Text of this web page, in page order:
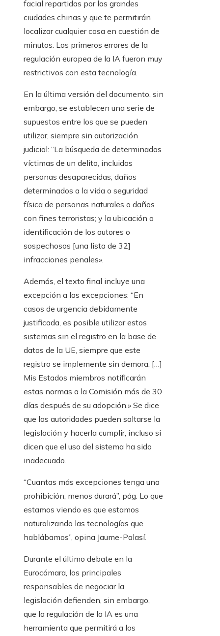
facial repartidas por las grandes
ciudades chinas y que te permitirán
localizar cualquier cosa en cuestión de
minutos. Los primeros errores de la
regulación europea de la IA fueron muy
restrictivos con esta tecnología.
En la última versión del documento, sin
embargo, se establecen una serie de
supuestos entre los que se pueden
utilizar, siempre sin autorización
judicial: “La búsqueda de determinadas
víctimas de un delito, incluidas
personas desaparecidas; daños
determinados a la vida o seguridad
física de personas naturales o daños
con fines terroristas; y la ubicación o
identificación de los autores o
sospechosos [una lista de 32]
infracciones penales».
Además, el texto final incluye una
excepción a las excepciones: “En
casos de urgencia debidamente
justificada, es posible utilizar estos
sistemas sin el registro en la base de
datos de la UE, siempre que este
registro se implemente sin demora. […]
Mis Estados miembros notificarán
estas normas a la Comisión más de 30
días después de su adopción.» Se dice
que las autoridades pueden saltarse la
legislación y hacerla cumplir, incluso si
dicen que el uso del sistema ha sido
inadecuado.
“Cuantas más excepciones tenga una
prohibición, menos durará”, pág. Lo que
estamos viendo es que estamos
naturalizando las tecnologías que
hablábamos”, opina Jaume-Palasí.
Durante el último debate en la
Eurocámara, los principales
responsables de negociar la
legislación defienden, sin embargo,
que la regulación de la IA es una
herramienta que permitirá a los